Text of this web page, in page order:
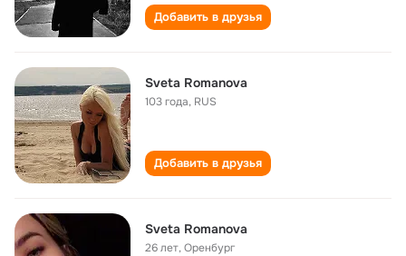
Добавить в друзья
Sveta Romanova
103 года, RUS
Добавить в друзья
Sveta Romanova
26 лет,Оренбург